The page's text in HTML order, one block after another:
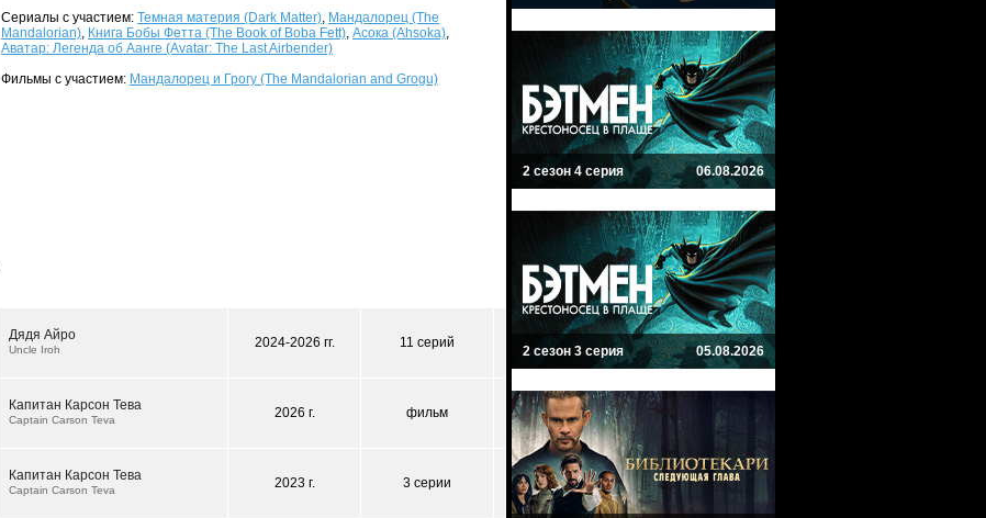
Сериалы с участием: Темная материя (Dark Matter), Мандалорец (The
Mandalorian), Книга Бобы Фетта (The Book of Boba Fett), Асока (Ahsoka),
Аватар: Легенда об Аанге (Avatar: The Last Airbender)
Фильмы с участием: Мандалорец и Грогу (The Mandalorian and Grogu)
Дядя Айро
Uncle Iroh 2024-2026 гг. 11 серий
Капитан Карсон Тева
Captain Carson Teva 2026 г. фильм
Капитан Карсон Тева
Captain Carson Teva 2023 г. 3 серии
2 сезон 4 серия 06.08.2026
2 сезон 3 серия 05.08.2026